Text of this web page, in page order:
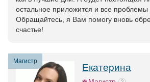
остальное приложится и все проблемы
Обращайтесь, я Вам помогу вновь
счастье!
Магистр
Екатерина